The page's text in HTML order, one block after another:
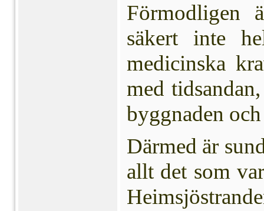
Förmodligen
säkert inte
medicinska
med
byggnaden
Därmed är
allt det som